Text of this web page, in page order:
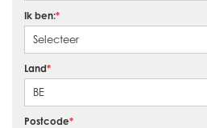
Ik ben:*
Land*
Postcode*